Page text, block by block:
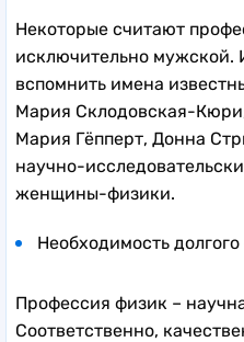
Некоторые считают
исключительно мужской.
вспомнить имена
Мария Склодовская-
Мария Гёпперт, Донна
научно-
женщины-физики.
Необходимость
Профессия физик –
Соответственно,